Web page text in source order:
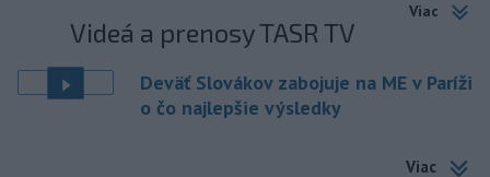
Viac
Videá a prenosy TASR TV
Deväť Slovákov zabojuje na ME v Paríži
o čo najlepšie výsledky
Viac